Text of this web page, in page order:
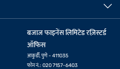
बजाज फाइनेंस लिमिटेड रज़िस्टर्ड
ऑफिस
आकुर्डी, पुणे - 411035
फोन नं.: 020 7157-6403